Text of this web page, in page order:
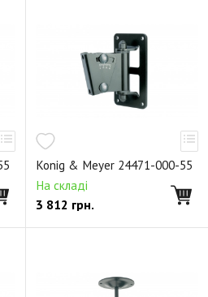
стоек
Стойки для света
и планшетов
Запасные части
Konig & Meyer 24471-000-55
На складі
3 812 грн.